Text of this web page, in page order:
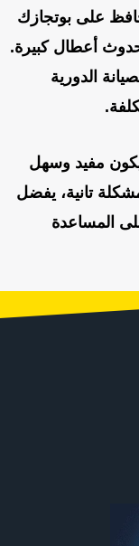
على بوتجازك
أعطال كبيرة.
الدورية
يكون مفيد وسهل
تانية، يفضل
المساعدة